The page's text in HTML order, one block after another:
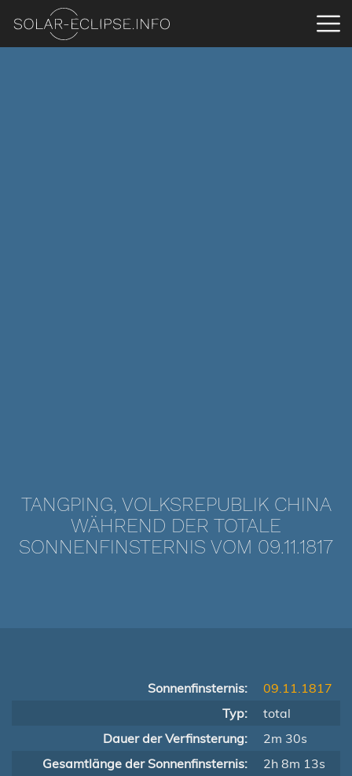
TANGPING, VOLKSREPUBLIK CHINA
WÄHREND DER TOTALE
SONNENFINSTERNIS VOM 09.11.1817
Sonnenfinsternis:
09.11.1817
Typ:
total
Dauer der Verfinsterung:
2m 30s
Gesamtlänge der Sonnenfinsternis:
2h 8m 13s